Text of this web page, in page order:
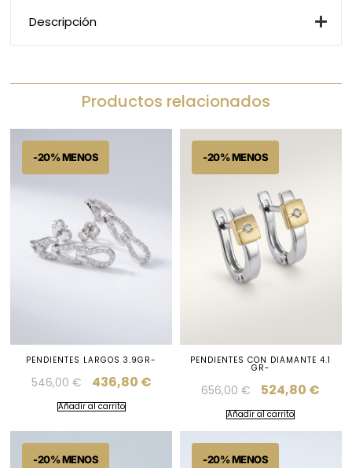
Descripción
Productos relacionados
PENDIENTES LARGOS 3.9GR-
546,00 € 436,80 €
Añadir al carrito
PENDIENTES CON DIAMANTE 4.1
GR-
656,00€ 524,80 €
Añadir al carrito